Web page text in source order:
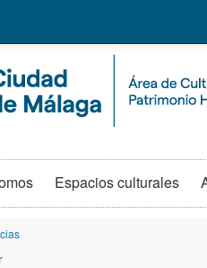
Espacios culturales